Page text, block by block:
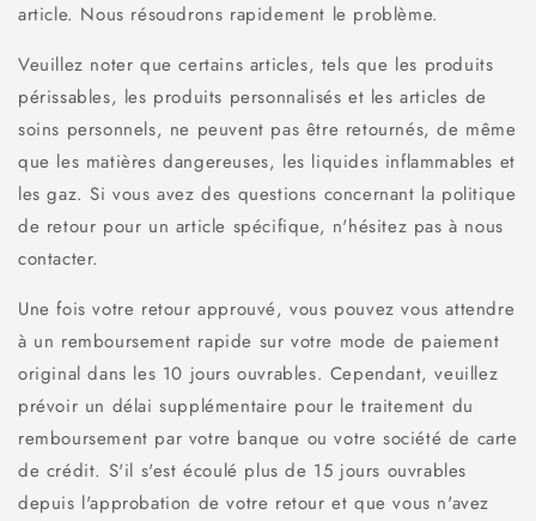
article. Nous résoudrons rapidement le problème.
Veuillez noter que certains articles, tels que les produits
périssables, les produits personnalisés et les articles de
soins personnels, ne peuvent pas être retournés, de même
que les matières dangereuses, les liquides inflammables et
les gaz. Si vous avez des questions concernant la politique
de retour pour un article spécifique, n'hésitez pas à nous
contacter.
Une fois votre retour approuvé, vous pouvez vous attendre
à un remboursement rapide sur votre mode de paiement
original dans les 10 jours ouvrables. Cependant, veuillez
prévoir un délai supplémentaire pour le traitement du
remboursement par votre banque ou votre société de carte
de crédit. S'il s'est écoulé plus de 15 jours ouvrables
depuis l'approbation de votre retour et que vous n'avez